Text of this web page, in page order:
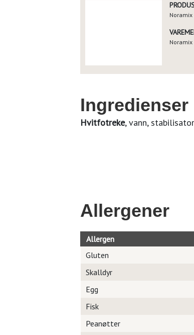
Noramix
Noramix
Ingredienser
Hvitfotreke, vann,
Allergener
Allergen
Gluten
Skalldyr
Egg
Fisk
Peanøtter